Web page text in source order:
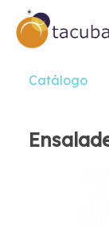
Catálogo